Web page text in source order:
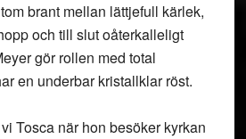
brant mellan lättjefull kärlek,
och till slut oåterkalleligt
gör rollen med total
en underbar kristallklar röst.
Tosca när hon besöker kyrkan